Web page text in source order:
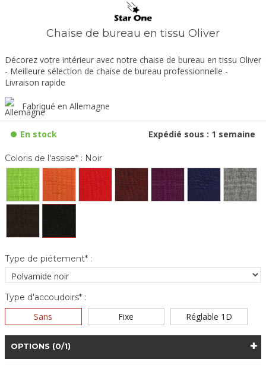
Chaise de bureau en tissu Oliver
Décorez votre intérieur avec notre chaise de bureau en tissu Oliver
- Meilleure sélection de chaise de bureau professionnelle -
Livraison rapide
Fabriqué en Allemagne
En stock Expédié sous : 1 semaine
Coloris de l'assise* : Noir
Type de piétement* :
Type d'accoudoirs* :
Sans Fixe Réglable 1D
OPTIONS (0/1)